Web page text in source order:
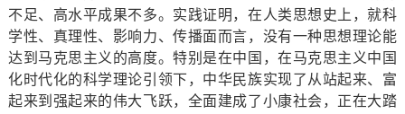
不足、高水平成果不多。实践证明，在人类思想史上，就科
学性、真理性、影响力、传播面而言，没有一种思想理论能
达到马克思主义的高度。特别是在中国，在马克思主义中国
化时代化的科学理论引领下，中华民族实现了从站起来、富
起来到强起来的伟大飞跃，全面建成了小康社会，正在大踏